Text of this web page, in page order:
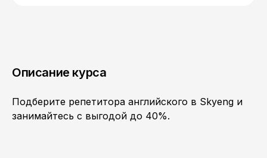
Описание курса
Подберите репетитора английского в Skyeng и
занимайтесь с выгодой до 40%.